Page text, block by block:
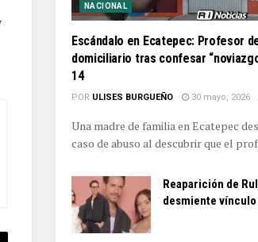
NACIONAL
Escándalo en Ecatepec: Profesor
domiciliario tras confesar
14
POR ULISES BURGUEÑO 30 mayo, 2026
Una madre de familia en Ecatepec
caso de abuso al descubrir que el
Reaparición de
desmiente vínculo